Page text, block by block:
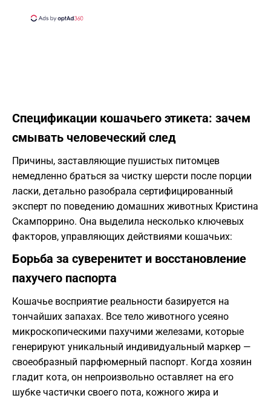
Спецификации кошачьего этикета: зачем
смывать человеческий след
Причины, заставляющие пушистых питомцев
немедленно браться за чистку шерсти после порции
ласки, детально разобрала сертифицированный
эксперт по поведению домашних животных Кристина
Скампоррино. Она выделила несколько ключевых
факторов, управляющих действиями кошачьих:
Борьба за суверенитет и восстановление
пахучего паспорта
Кошачье восприятие реальности базируется на
тончайших запахах. Все тело животного усеяно
микроскопическими пахучими железами, которые
генерируют уникальный индивидуальный маркер —
своеобразный парфюмерный паспорт. Когда хозяин
гладит кота, он непроизвольно оставляет на его
шубке частички своего пота, кожного жира и